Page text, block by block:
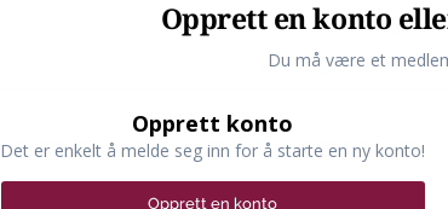
Opprett en konto
Du må være et
Opprett konto
Det er enkelt å melde seg inn for å starte en ny konto!
Opprett en konto